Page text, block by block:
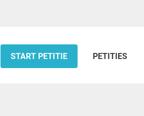
START PETITIE PETITIES